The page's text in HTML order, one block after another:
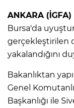
ANKARA (İGFA)
Bursa'da
gerçekleştirilen
yakalandığını
Bakanlıktan
Genel
Başkanlığı ile